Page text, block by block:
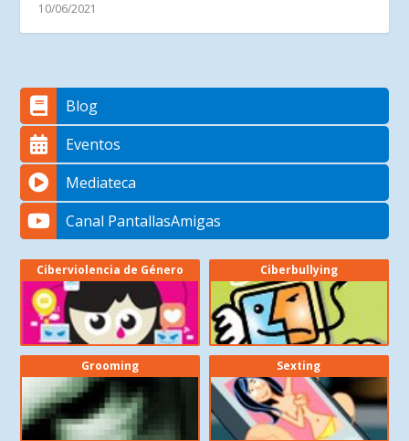
10/06/2021
Blog
Eventos
Mediateca
Canal PantallasAmigas
Ciberviolencia de Género Ciberbullying
Grooming Sexting